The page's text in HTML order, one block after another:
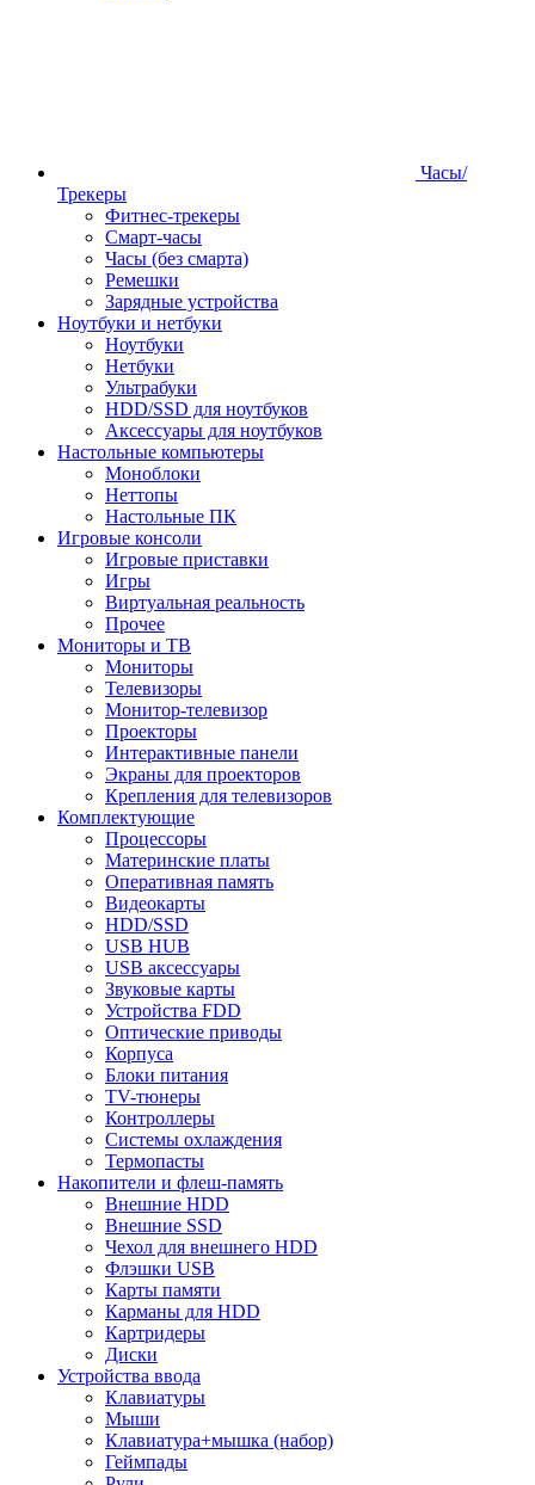
Часы/
Трекеры
Фитнес-трекеры
Смарт-часы
Часы (без смарта)
Ремешки
Зарядные устройства
Ноутбуки и нетбуки
Ноутбуки
Нетбуки
Ультрабуки
HDD/SSD для ноутбуков
Аксессуары для ноутбуков
Настольные компьютеры
Моноблоки
Неттопы
Настольные ПК
Игровые консоли
Игровые приставки
Игры
Виртуальная реальность
Прочее
Мониторы и ТВ
Мониторы
Телевизоры
Монитор-телевизор
Проекторы
Интерактивные панели
Экраны для проекторов
Крепления для телевизоров
Комплектующие
Процессоры
Материнские платы
Оперативная память
Видеокарты
HDD/SSD
USB HUB
USB аксессуары
Звуковые карты
Устройства FDD
Оптические приводы
Корпуса
Блоки питания
TV-тюнеры
Контроллеры
Системы охлаждения
Термопасты
Накопители и флеш-память
Внешние HDD
Внешние SSD
Чехол для внешнего HDD
Флэшки USB
Карты памяти
Карманы для HDD
Картридеры
Диски
Устройства ввода
Клавиатуры
Мыши
Клавиатура+мышка (набор)
Геймпады